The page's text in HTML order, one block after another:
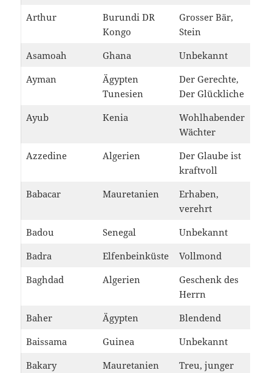
Arthur
Burundi DR
Kongo
Grosser Bär,
Stein
Asamoah
Ghana
Unbekannt
Ayman
Ägypten
Tunesien
Der Gerechte,
Der Glückliche
Ayub
Kenia
Wohlhabender
Wächter
Azzedine
Algerien
Der Glaube ist
kraftvoll
Babacar
Mauretanien
Erhaben,
verehrt
Badou
Senegal
Unbekannt
Badra
Elfenbeinküste
Vollmond
Baghdad
Algerien
Geschenk des
Herrn
Baher
Ägypten
Blendend
Baissama
Guinea
Unbekannt
Bakary
Mauretanien
Treu, junger